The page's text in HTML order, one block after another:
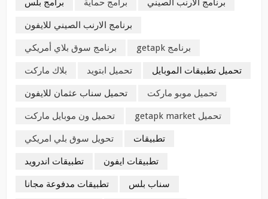
برنامج الارنب الصيني للايفون
برنامج سوق بلاي أمريكي برنامج getapk
بلاك ماركت تحميل ابتويد تحميل تطبيقات الموبايل
تحميل سناب عثمان للايفون تحميل موبو ماركت
تحميل ون موبايل ماركت تحميل getapk market
تحويل سوق بلي امريكي تطبيقات
تطبيقات اندرويد تطبيقات ايفون
تطبيقات مدفوعة مجانا سناب بلس